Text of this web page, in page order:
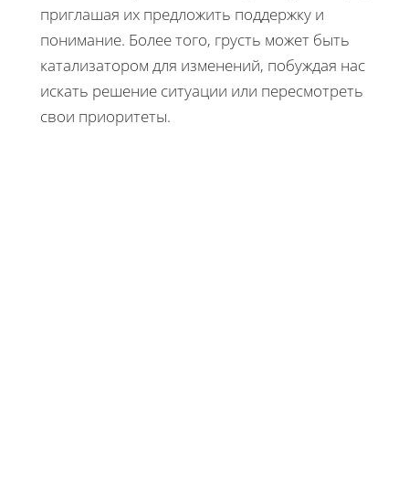
приглашая их предложить поддержку и
понимание. Более того, грусть может быть
катализатором для изменений, побуждая нас
искать решение ситуации или пересмотреть
свои приоритеты.